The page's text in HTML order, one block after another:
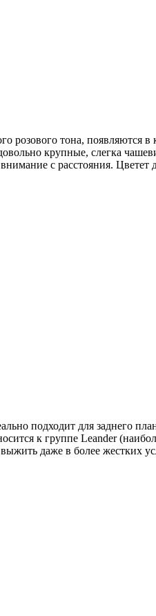
розового тона, появляются
крупные, слегка
с расстояния.
подходит для заднего
к группе Leander
даже в более жестких